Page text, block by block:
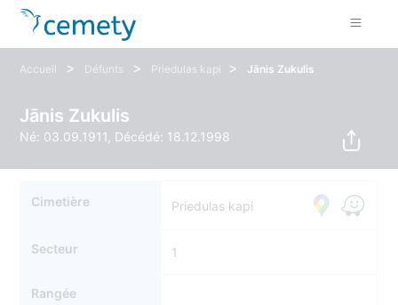
Accueil > Défunts > Priedulas kapi > Jānis Zukulis
Jānis Zukulis
Né: 03.09.1911, Décédé: 18.12.1998
Cimetière Priedulas kapi
Secteur 1
Rangée